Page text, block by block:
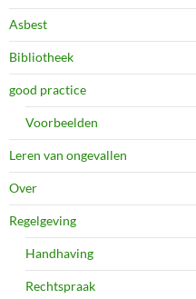
Asbest
Bibliotheek
good practice
Voorbeelden
Leren van ongevallen
Over
Regelgeving
Handhaving
Rechtspraak